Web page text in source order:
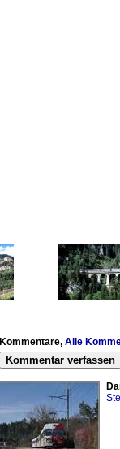
Kommentare, Alle
Kommentar verfassen